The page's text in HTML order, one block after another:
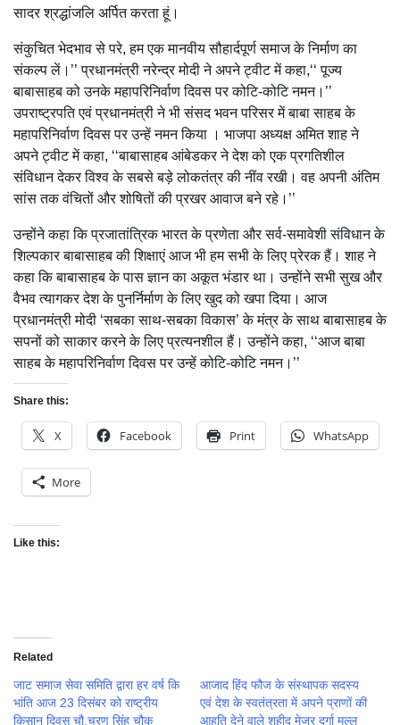
सादर श्रद्धांजलि अर्पित करता हूं।
संकुचित भेदभाव से परे, हम एक मानवीय सौहार्दपूर्ण समाज के निर्माण का
संकल्प लें।’’ प्रधानमंत्री नरेन्द्र मोदी ने अपने ट्वीट में कहा,‘‘ पूज्य
बाबासाहब को उनके महापरिनिर्वाण दिवस पर कोटि-कोटि नमन।’’
उपराष्ट्रपति एवं प्रधानमंत्री ने भी संसद भवन परिसर में बाबा साहब के
महापरिनिर्वाण दिवस पर उन्हें नमन किया । भाजपा अध्यक्ष अमित शाह ने
अपने ट्वीट में कहा, ‘‘बाबासाहब आंबेडकर ने देश को एक प्रगतिशील
संविधान देकर विश्व के सबसे बड़े लोकतंत्र की नींव रखी। वह अपनी अंतिम
सांस तक वंचितों और शोषितों की प्रखर आवाज बने रहे।’’
उन्होंने कहा कि प्रजातांत्रिक भारत के प्रणेता और सर्व-समावेशी संविधान के
शिल्पकार बाबासाहब की शिक्षाएं आज भी हम सभी के लिए प्रेरक हैं। शाह ने
कहा कि बाबासाहब के पास ज्ञान का अकूत भंडार था। उन्होंने सभी सुख और
वैभव त्यागकर देश के पुनर्निर्माण के लिए खुद को खपा दिया। आज
प्रधानमंत्री मोदी ‘सबका साथ-सबका विकास’ के मंत्र के साथ बाबासाहब के
सपनों को साकार करने के लिए प्रत्यनशील हैं। उन्होंने कहा, ‘‘आज बाबा
साहब के महापरिनिर्वाण दिवस पर उन्हें कोटि-कोटि नमन।’’
Share this:
X Facebook Print WhatsApp
More
Like this:
Related
जाट समाज सेवा समिति द्वारा हर वर्ष कि
भांति आज 23 दिसंबर को राष्ट्रीय
किसान दिवस चौ.चरण सिंह चौक
आजाद हिंद फौज के संस्थापक सदस्य
एवं देश के स्वतंत्रता में अपने प्राणों की
आहुति देने वाले शहीद मेजर दुर्गा मल्ल